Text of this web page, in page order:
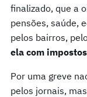
finalizado, que a
pensões, saúde,
pelos bairros,
ela com
Por uma greve
pelos jornais,